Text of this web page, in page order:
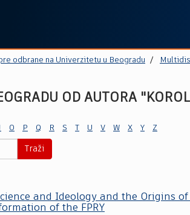
odbrane na Univerzitetu u Beogradu
OD AUTORA
O P Q R S T U V W X Y Z
Traži
and Ideology and the Origins
of the FPRY